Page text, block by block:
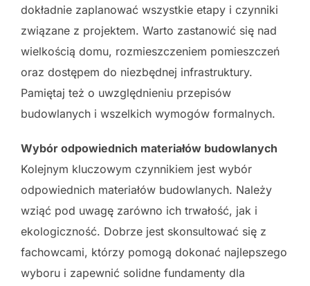
dokładnie zaplanować wszystkie etapy i czynniki
związane z projektem. Warto zastanowić się nad
wielkością domu, rozmieszczeniem pomieszczeń
oraz dostępem do niezbędnej infrastruktury.
Pamiętaj też o uwzględnieniu przepisów
budowlanych i wszelkich wymogów formalnych.
Wybór odpowiednich materiałów budowlanych
Kolejnym kluczowym czynnikiem jest wybór
odpowiednich materiałów budowlanych. Należy
wziąć pod uwagę zarówno ich trwałość, jak i
ekologiczność. Dobrze jest skonsultować się z
fachowcami, którzy pomogą dokonać najlepszego
wyboru i zapewnić solidne fundamenty dla